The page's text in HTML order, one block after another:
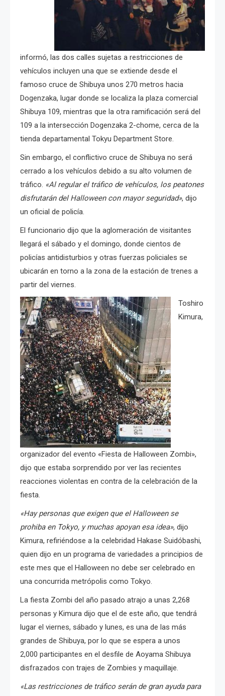
informó, las dos calles sujetas a restricciones de
vehículos incluyen una que se extiende desde el
famoso cruce de Shibuya unos 270 metros hacia
Dogenzaka, lugar donde se localiza la plaza comercial
Shibuya 109, mientras que la otra ramificación será del
109 a la intersección Dogenzaka 2-chome, cerca de la
tienda departamental Tokyu Department Store.
Sin embargo, el conflictivo cruce de Shibuya no será
cerrado a los vehículos debido a su alto volumen de
tráfico. «Al regular el tráfico de vehículos, los peatones
disfrutarán del Halloween con mayor seguridad», dijo
un oficial de policía.
El funcionario dijo que la aglomeración de visitantes
llegará el sábado y el domingo, donde cientos de
policías antidisturbios y otras fuerzas policiales se
ubicarán en torno a la zona de la estación de trenes a
partir del viernes.
Toshiro
Kimura,
organizador del evento «Fiesta de Halloween Zombi»,
dijo que estaba sorprendido por ver las recientes
reacciones violentas en contra de la celebración de la
fiesta.
«Hay personas que exigen que el Halloween se
prohiba en Tokyo, y muchas apoyan esa idea», dijo
Kimura, refiriéndose a la celebridad Hakase Suidóbashi,
quien dijo en un programa de variedades a principios de
este mes que el Halloween no debe ser celebrado en
una concurrida metrópolis como Tokyo.
La fiesta Zombi del año pasado atrajo a unas 2,268
personas y Kimura dijo que el de este año, que tendrá
lugar el viernes, sábado y lunes, es una de las más
grandes de Shibuya, por lo que se espera a unos
2,000 participantes en el desfile de Aoyama Shibuya
disfrazados con trajes de Zombies y maquillaje.
«Las restricciones de tráfico serán de gran ayuda para